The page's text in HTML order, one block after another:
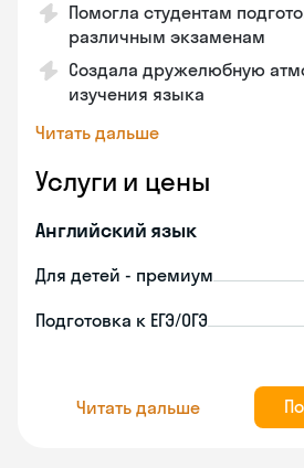
Помогла студентам
различным экзаменам
Создала дружелюбную
изучения языка
Читать дальше
Услуги и цены
Английский язык
Для детей - премиум
Подготовка к ЕГЭ/ОГЭ
Читать дальше